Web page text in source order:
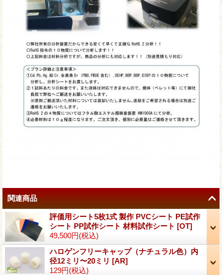
関連商品
評価用シート5枚1式 製作 PVCシート PE試作
シート PP試作シート 材料試作シート [OT]
49,500円(税込)
ハロゲンフリーキャップ（ナチュラル色）内
径12ミリ〜20ミリ [AR]
129円(税込)